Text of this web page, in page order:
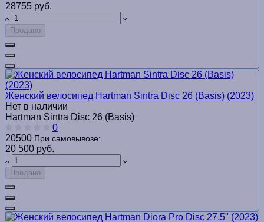
28755 руб.
Продано
Женский велосипед Hartman Sintra Disc 26 (Basis) (2023)
Нет в наличии
Hartman Sintra Disc 26 (Basis)
0
20500 При самовывозе:
20 500 руб.
Продано